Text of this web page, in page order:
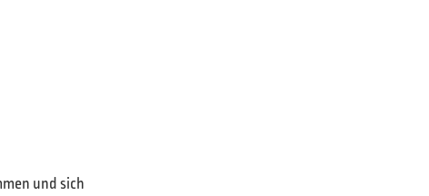
und sich